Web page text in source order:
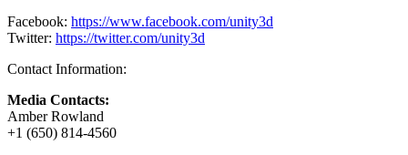
Facebook: https://www.facebook.com/unity3d
Twitter: https://twitter.com/unity3d
Contact Information:
Media Contacts:
Amber Rowland
+1 (650) 814-4560